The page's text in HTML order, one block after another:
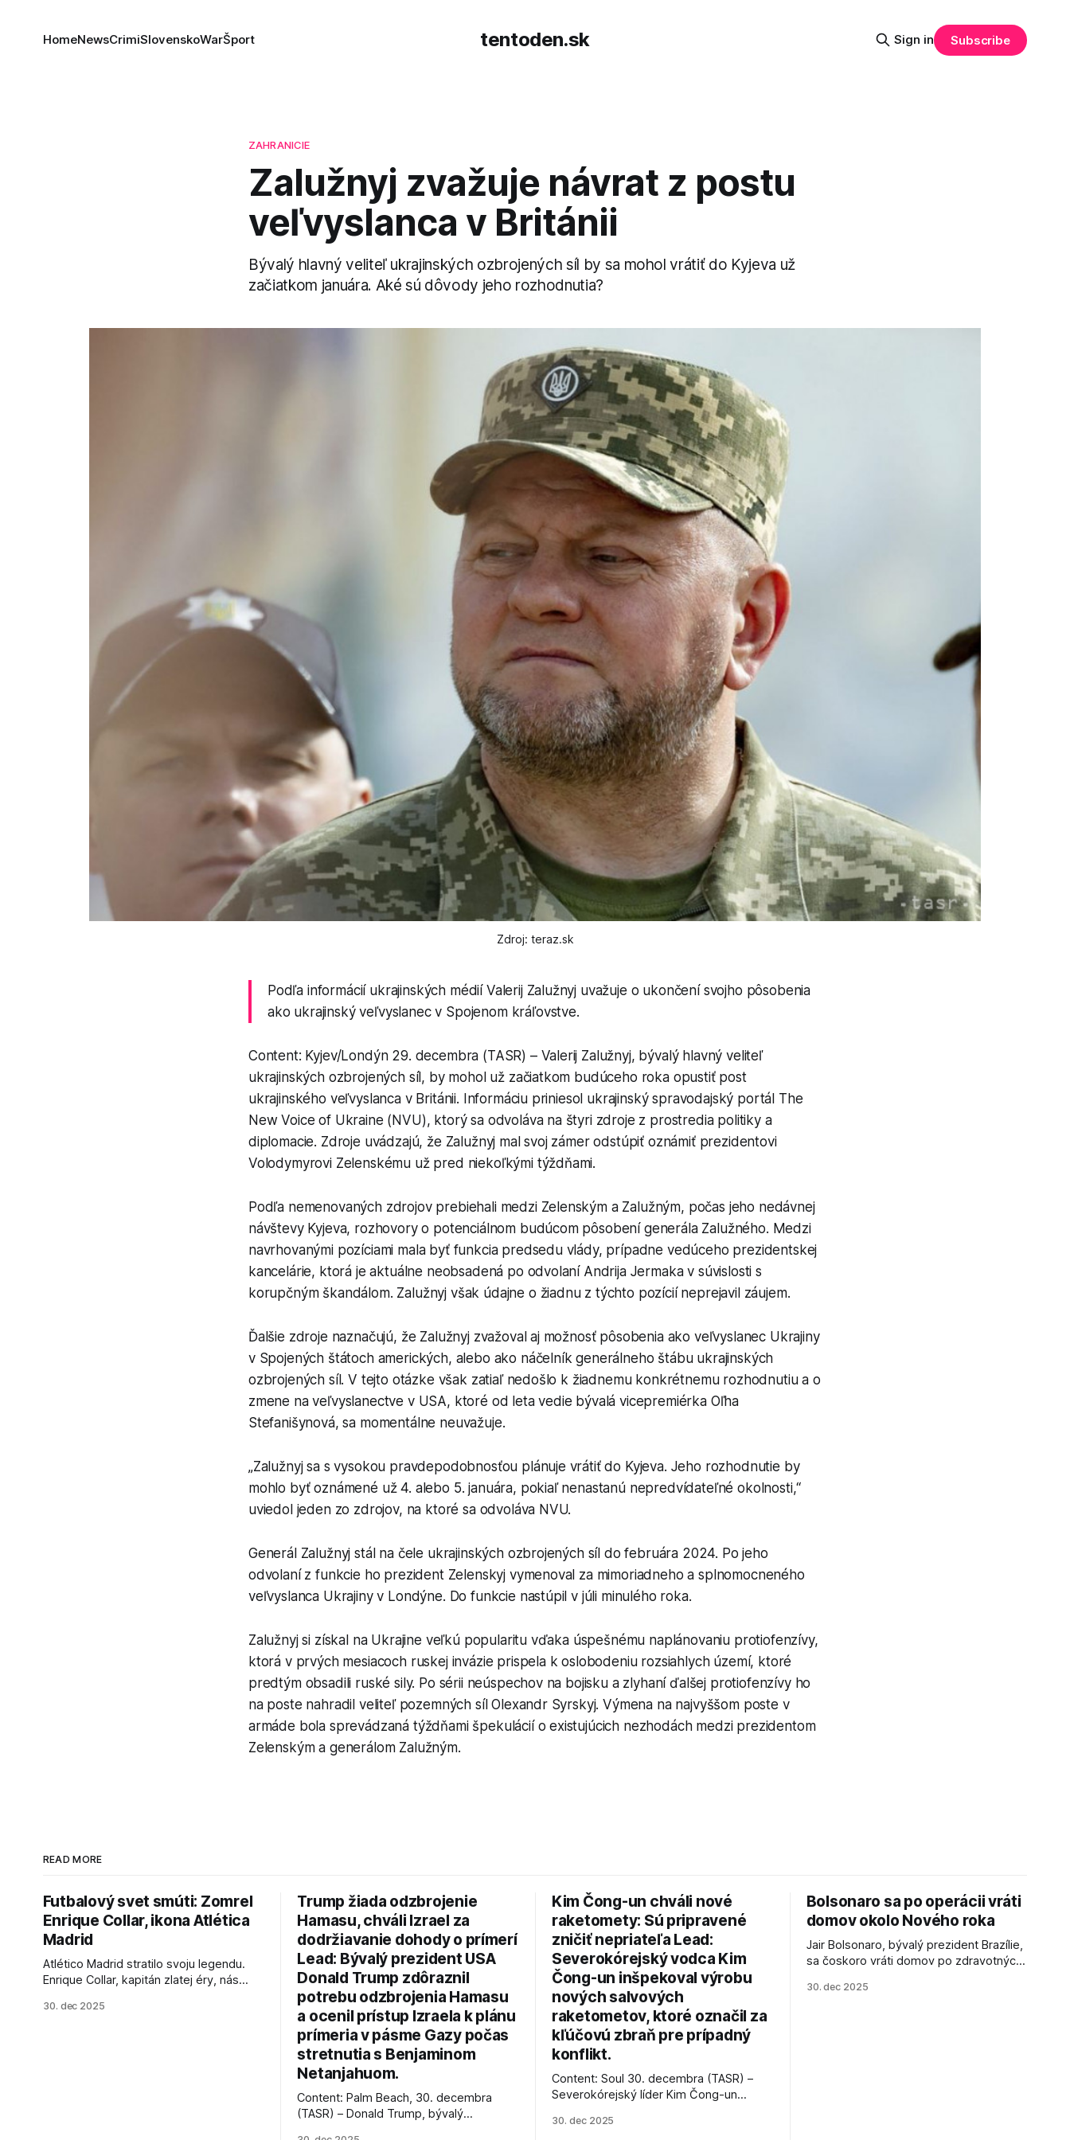
tentoden.sk
HomeNewsCrimiSlovenskoWarŠport Sign in Subscribe
ZAHRANICIE
Zalužnyj zvažuje návrat z postu
veľvyslanca v Británii
Bývalý hlavný veliteľ ukrajinských ozbrojených síl by sa mohol vrátiť do Kyjeva už
začiatkom januára. Aké sú dôvody jeho rozhodnutia?
Zdroj: teraz.sk
Podľa informácií ukrajinských médií Valerij Zalužnyj uvažuje o ukončení svojho pôsobenia
ako ukrajinský veľvyslanec v Spojenom kráľovstve.
Content: Kyjev/Londýn 29. decembra (TASR) – Valerij Zalužnyj, bývalý hlavný veliteľ
ukrajinských ozbrojených síl, by mohol už začiatkom budúceho roka opustiť post
ukrajinského veľvyslanca v Británii. Informáciu priniesol ukrajinský spravodajský portál The
New Voice of Ukraine (NVU), ktorý sa odvoláva na štyri zdroje z prostredia politiky a
diplomacie. Zdroje uvádzajú, že Zalužnyj mal svoj zámer odstúpiť oznámiť prezidentovi
Volodymyrovi Zelenskému už pred niekoľkými týždňami.
Podľa nemenovaných zdrojov prebiehali medzi Zelenským a Zalužným, počas jeho nedávnej
návštevy Kyjeva, rozhovory o potenciálnom budúcom pôsobení generála Zalužného. Medzi
navrhovanými pozíciami mala byť funkcia predsedu vlády, prípadne vedúceho prezidentskej
kancelárie, ktorá je aktuálne neobsadená po odvolaní Andrija Jermaka v súvislosti s
korupčným škandálom. Zalužnyj však údajne o žiadnu z týchto pozícií neprejavil záujem.
Ďalšie zdroje naznačujú, že Zalužnyj zvažoval aj možnosť pôsobenia ako veľvyslanec Ukrajiny
v Spojených štátoch amerických, alebo ako náčelník generálneho štábu ukrajinských
ozbrojených síl. V tejto otázke však zatiaľ nedošlo k žiadnemu konkrétnemu rozhodnutiu a o
zmene na veľvyslanectve v USA, ktoré od leta vedie bývalá vicepremiérka Oľha
Stefanišynová, sa momentálne neuvažuje.
„Zalužnyj sa s vysokou pravdepodobnosťou plánuje vrátiť do Kyjeva. Jeho rozhodnutie by
mohlo byť oznámené už 4. alebo 5. januára, pokiaľ nenastanú nepredvídateľné okolnosti,“
uviedol jeden zo zdrojov, na ktoré sa odvoláva NVU.
Generál Zalužnyj stál na čele ukrajinských ozbrojených síl do februára 2024. Po jeho
odvolaní z funkcie ho prezident Zelenskyj vymenoval za mimoriadneho a splnomocneného
veľvyslanca Ukrajiny v Londýne. Do funkcie nastúpil v júli minulého roka.
Zalužnyj si získal na Ukrajine veľkú popularitu vďaka úspešnému naplánovaniu protiofenzívy,
ktorá v prvých mesiacoch ruskej invázie prispela k oslobodeniu rozsiahlych území, ktoré
predtým obsadili ruské sily. Po sérii neúspechov na bojisku a zlyhaní ďalšej protiofenzívy ho
na poste nahradil veliteľ pozemných síl Olexandr Syrskyj. Výmena na najvyššom poste v
armáde bola sprevádzaná týždňami špekulácií o existujúcich nezhodách medzi prezidentom
Zelenským a generálom Zalužným.
READ MORE
Futbalový svet smúti: Zomrel
Enrique Collar, ikona Atlética
Madrid
Atlético Madrid stratilo svoju legendu.
Enrique Collar, kapitán zlatej éry, nás
jeho úspechy a odkaz.
30. dec 2025
Trump žiada odzbrojenie
Hamasu, chváli Izrael za
dodržiavanie dohody o prímerí
Lead: Bývalý prezident USA
Donald Trump zdôraznil
potrebu odzbrojenia Hamasu
a ocenil prístup Izraela k plánu
prímeria v pásme Gazy počas
stretnutia s Benjaminom
Netanjahuom.
Content: Palm Beach, 30. decembra
(TASR) – Donald Trump, bývalý
Kim Čong-un chváli nové
raketomety: Sú pripravené
zničiť nepriateľa Lead:
Severokórejský vodca Kim
Čong-un inšpekoval výrobu
nových salvových
raketometov, ktoré označil za
kľúčovú zbraň pre prípadný
konflikt.
Content: Soul 30. decembra (TASR) –
Severokórejský líder Kim Čong-un
najnovšie salvové raketomety a nešetril
30. dec 2025
Bolsonaro sa po operácii vráti
domov okolo Nového roka
Jair Bolsonaro, bývalý prezident Brazílie,
sa čoskoro vráti domov po zdravotných
30. dec 2025